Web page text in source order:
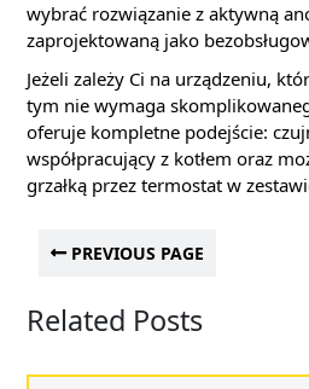
wybrać rozwiązanie z aktywną
zaprojektowaną jako
Jeżeli zależy Ci na urządzeniu,
tym nie wymaga
oferuje kompletne podejście:
współpracujący z kotłem oraz
grzałką przez termostat w
PREVIOUS PAGE
Related Posts